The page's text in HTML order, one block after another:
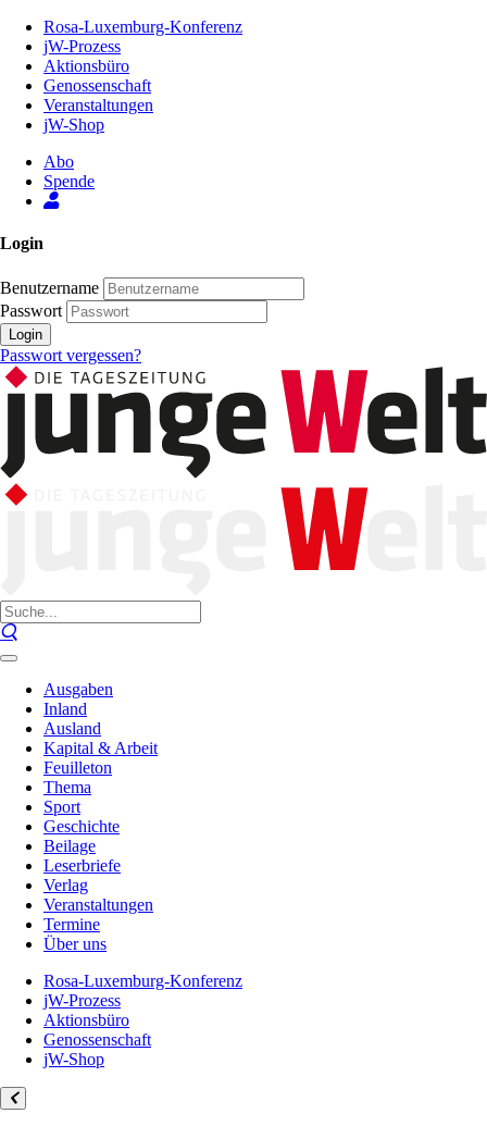
Inhalt
Seite
Rosa-Luxemburg-Konferenz
jW-Prozess
Aktionsbüro
Genossenschaft
Veranstaltungen
jW-Shop
Abo
Spende
Login
Benutzername
Passwort
Login
Passwort vergessen?
Ausgaben
Inland
Ausland
Kapital & Arbeit
Feuilleton
Thema
Sport
Geschichte
Beilage
Leserbriefe
Verlag
Veranstaltungen
Termine
Über uns
Rosa-Luxemburg-Konferenz
jW-Prozess
Aktionsbüro
Genossenschaft
jW-Shop